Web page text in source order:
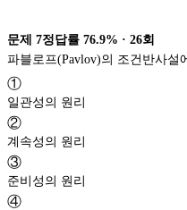
문제 7정답률 76.9% · 26회
파블로프(Pavlov)의 조건반사설
①
일관성의 원리
②
계속성의 원리
③
준비성의 원리
④